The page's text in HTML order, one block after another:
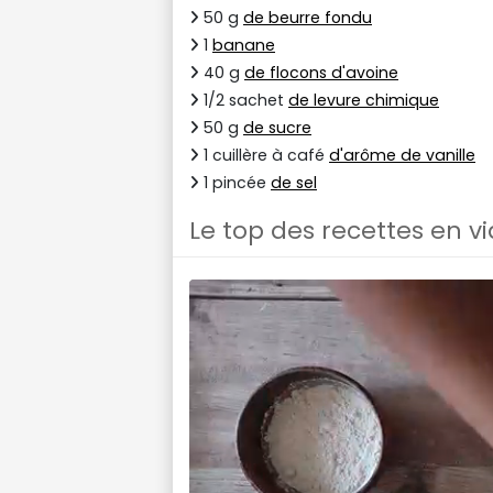
50 g de beurre fondu
1 banane
40 g de flocons d'avoine
1/2 sachet de levure chimique
50 g de sucre
1 cuillère à café d'arôme de vanille
1 pincée de sel
Le top des recettes en